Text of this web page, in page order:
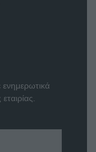
ενημερωτικά